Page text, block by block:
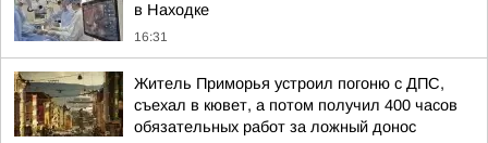
в Находке
16:31
Житель Приморья устроил погоню с ДПС,
съехал в кювет, а потом получил 400 часов
обязательных работ за ложный донос